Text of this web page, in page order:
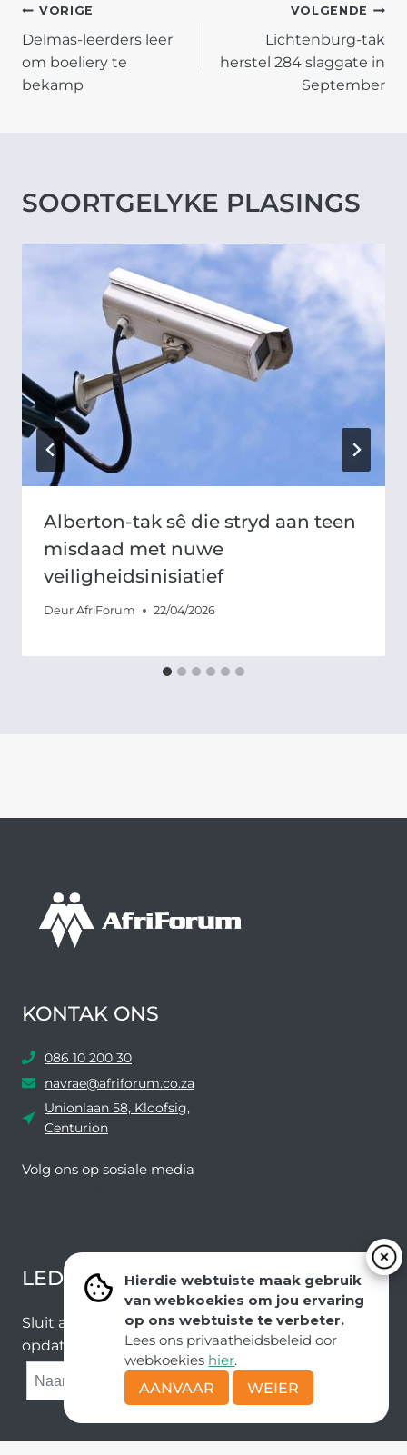
Hierdie webtuiste maak gebruik
van webkoekies om jou ervaring
op ons webtuiste te verbeter.
Lees ons privaatheidsbeleid oor
webkoekies hier.
AANVAAR
WEIER
POST
NAVIGATION
VORIGE
Delmas-leerders leer
om boeliery te
bekamp
VOLGENDE
Lichtenburg-tak
herstel 284 slaggate in
September
SOORTGELYKE PLASINGS
Alberton-tak sê die stryd aan teen
misdaad met nuwe
veiligheidsinisiatief
Deur AfriForum 22/04/2026
KONTAK ONS
086 10 200 30
navrae@afriforum.co.za
Unionlaan 58, Kloofsig,
Centurion
Volg ons ​​op sosiale media
LEDEVOORDELE NUUSBRIEF
Sluit aan by ons e-poslys om die nuutste nuus en
opdaterings van ons span te ontvang.